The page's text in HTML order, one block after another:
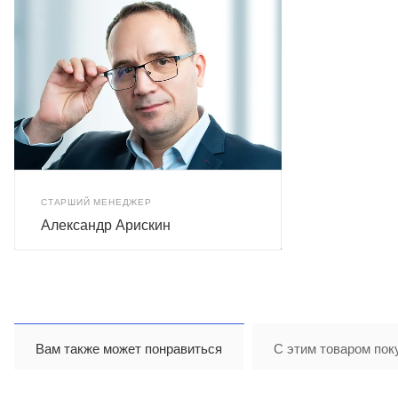
СТАРШИЙ МЕНЕДЖЕР
Александр Арискин
Вам также может понравиться С этим товаром